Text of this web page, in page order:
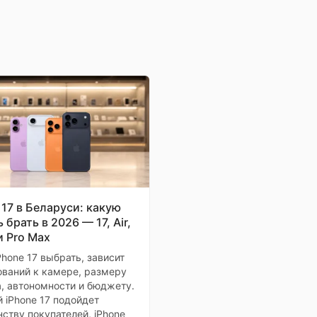
POCO X7
обладает
увеличенный
автономной
при
твердого
гарантируя
работы
в Беларуси: какую
брать в 2026 — 17, Air,
Pro Max
17 выбрать, зависит
к камере, размеру
автономности и бюджету.
iPhone 17 подойдет
покупателей, iPhone